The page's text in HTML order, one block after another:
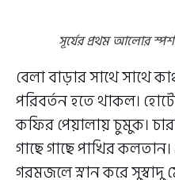
সূর্যের প্রথম আলোর
বেলা বাড়ার সাথে সাথে
পরিবর্তন হতে থাকল।
কফির পেয়ালায় চুমুক।
গাছে গাছে পাখির
গরমজলে স্নান করে